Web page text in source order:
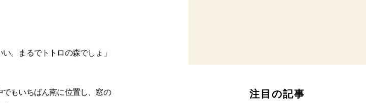
。まるでトトロの森でしょ」
もいちばん南に位置し、窓の
注目の記事